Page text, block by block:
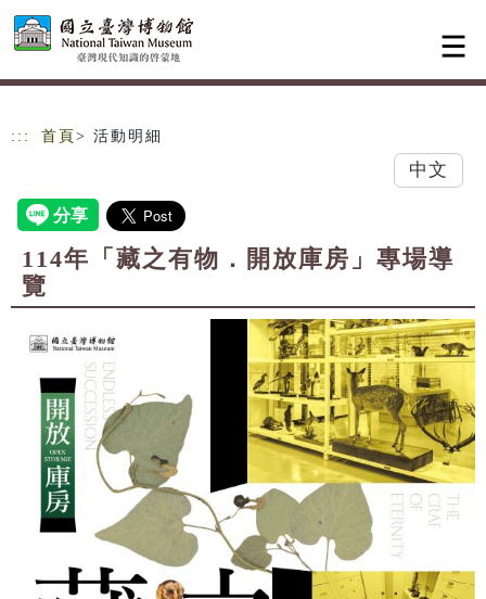
跳到主要內容
網站導覽
::: 首頁 > 活動明細
中文
114年「藏之有物．開放庫房」專場導
覽